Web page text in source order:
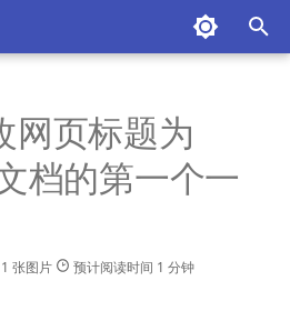
连接 Linux 服务器
基本命令
关闭 SELinux
使用 sudo 时使用重定向
遇到连 root 都无法删除的
件
生效
基本操作
强制同步
配置邮箱和用户名时遇到
fatal:$HOME not set 的
Docker 简介与安装
Docker 网络
Docker in Docker，自定
dind 的镜像源
器
挂载时出现 Permission
denied
HTTP response to HTTPS
除浏览器外，发起 HTTP
的方式
功能
技巧
可能遇到的问题
准备
流程控制
os：执行系统相关的操作
CSV 文件与字典列表之间
换
用
pkg_resources 包未找到
基本使用
用 ORM 实现数据库操作
入门
基础
技巧
基础
功能
处理问题
处理问题
Requests
pyperclip：访问剪贴板
Docker 运行 Redis 出现
Permission denied
Docker 运行报错
AccessDeniedException
checks failed
简介
安装插件
一些 Jenkins 插件的离线
顺序
浏览器驱动
安装
运行原理
技巧
Page、Element 与
类
断言
基础
Vue
基础
数据库操作
技巧
基础
基础
配置
生成特定大小文件
端口被占用，但查不到占
进程
在同一仓库不同分支提交
文件和工程
Docker 容器内做静态资
管
将 m3u8 流直接转为 mp4
件
外部访问报 400 错误
年轻人如何把握赚钱机会
海龟交易法
自学新技能的方法
爽文、故事模板与作品
绘画
网页标题为
档的第一个一
张图片 预计阅读时间 1 分钟